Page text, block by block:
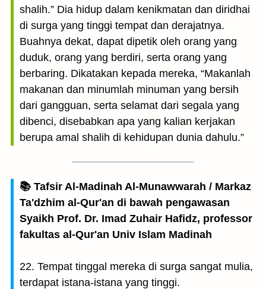
shalih.” Dia hidup dalam kenikmatan dan diridhai
di surga yang tinggi tempat dan derajatnya.
Buahnya dekat, dapat dipetik oleh orang yang
duduk, orang yang berdiri, serta orang yang
berbaring. Dikatakan kepada mereka, “Makanlah
makanan dan minumlah minuman yang bersih
dari gangguan, serta selamat dari segala yang
dibenci, disebabkan apa yang kalian kerjakan
berupa amal shalih di kehidupan dunia dahulu.”
📚 Tafsir Al-Madinah Al-Munawwarah / Markaz
Ta'dzhim al-Qur'an di bawah pengawasan
Syaikh Prof. Dr. Imad Zuhair Hafidz, professor
fakultas al-Qur'an Univ Islam Madinah
22. Tempat tinggal mereka di surga sangat mulia,
terdapat istana-istana yang tinggi.